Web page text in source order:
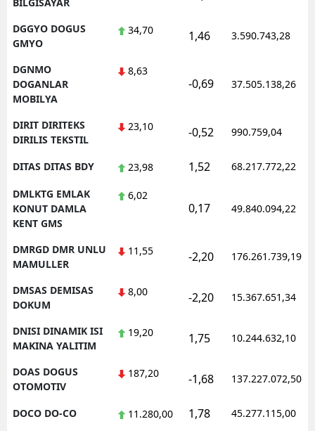
DGGYO DOGUS
GMYO
34,70 1,46 3.590.743,28
DGNMO
DOGANLAR
MOBILYA
8,63
-0,69 37.505.138,26
DIRIT DIRITEKS
DIRILIS TEKSTIL
23,10 -0,52 990.759,04
DITAS DITAS BDY 23,98 1,52 68.217.772,22
DMLKTG EMLAK
KONUT DAMLA
KENT GMS
6,02
0,17 49.840.094,22
DMRGD DMR UNLU
MAMULLER
11,55 -2,20 176.261.739,19
DMSAS DEMISAS
DOKUM
8,00 -2,20 15.367.651,34
DNISI DINAMIK ISI
MAKINA YALITIM
19,20 1,75 10.244.632,10
DOAS DOGUS
OTOMOTIV
187,20 -1,68 137.227.072,50
DOCO DO-CO 11.280,00 1,78 45.277.115,00